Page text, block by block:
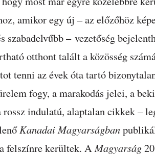
amikor egy új – az előzőhöz
szabadelvűbb – vezetőség
otthont talált a közösség
tenni az évek óta tartó
fogy, a marakodás jelei, a
rossz indulatú, alaptalan cikkek –
Kanadai Magyarságban
felszínre kerültek. AMagyarság